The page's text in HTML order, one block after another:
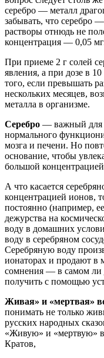
серебро — металл
забывать, что сереб­ро
растворы отнюдь не
концентрация — 0,05
При приеме 2 г солей
явления, а при дозе в
того, если превышать
нескольких месяцев,
металла в организме.
Серебро — важный для
нормального
мозга и печени. Но
основание, чтобы
большой
А что касается
концентрацией ионов,
постоянно (например,
дежурства на
воду в домашних
воду в серебря­ном
Сереб­ряную воду
ионаторах и продают в
сомнения — в самом ли
получить с помощью
Живая» и «мертвая»
понимать не только
русских народных
«Живую» и «мертвую»
Кратов,